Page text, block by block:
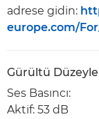
adrese gidin:
europe.com/
Gürültü
Ses Basıncı:
Aktif: 53 dB